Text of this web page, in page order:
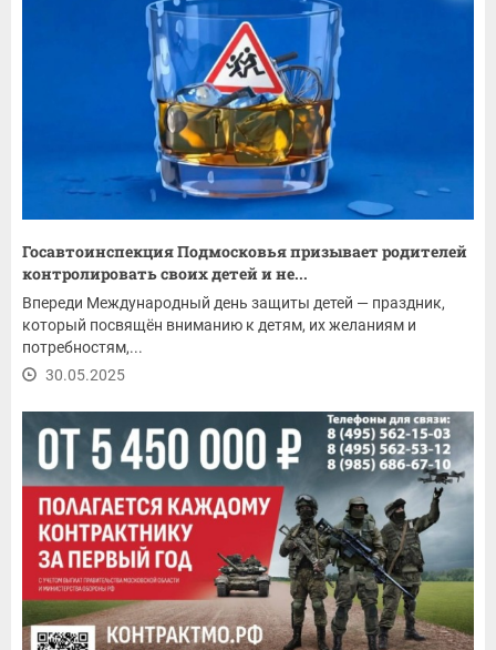
Госавтоинспекция Подмосковья призывает родителей
контролировать своих детей и не...
Впереди Международный день защиты детей — праздник,
который посвящён вниманию к детям, их желаниям и
потребностям,...
30.05.2025